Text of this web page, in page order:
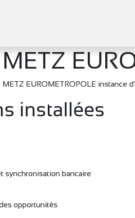
EUROMETROPOLE instance
installées
synchronisation bancaire
opportunités